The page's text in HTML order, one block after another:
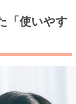
「使いやす